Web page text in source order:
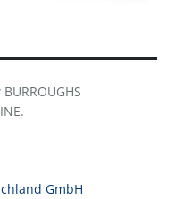
GmbH